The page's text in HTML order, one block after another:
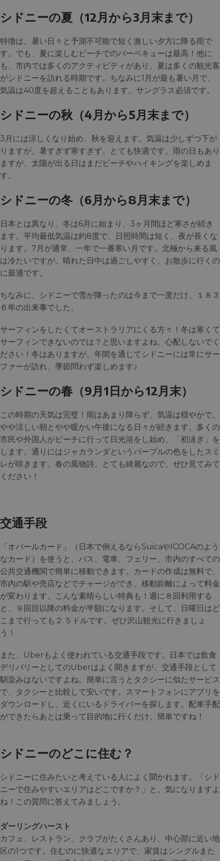
シドニーの夏 （12月から3月末まで）
特徴は、暑い日々と予測不可能で短く激しい夕方に降る雨で
す。でも、夏に楽しむビーチでのバーベキューは最高！他に
も、市内では多くのアクティビティがあり、夏は多くの観光客
がシドニーを訪れる時期です。ちなみに1月が最も暑い月で、
気温は40度を超えることもあります。サングラス必須です。
シドニーの秋（4月から5月末まで）
3月には涼しくなり始め、秋を迎えます。気温は少しずつ下が
りますが、暑すぎず寒すぎず、とても快適です。雨の日もあり
ますが、太陽が出る日はまだビーチやハイキングを楽しめま
す。
シドニーの冬 （6月から8月末まで）
日本とは異なり、冬は6月に始まり、3ヶ月間ほど寒さが続き
ます。平均最低気温は約8度で、日照時間は短く、夜が長くな
ります。7月が通常、一年で一番寒い月です。北極から来る風
は冷たいですが、晴れた日中は過ごしやすく、お散歩に行くの
に最適です。
ちなみに、シドニーで雪が降ったのは今まで一度だけ、１８３
６年の出来事でした。
サーフィンをしたくてオーストラリアにくる方々！冬は寒くて
サーフィンできないのでは？と思いますよね。心配しないでく
ださい！冬はありますが、年間を通じてシドニーには常にサー
ファーが訪れ、季節問わず楽しめます♪
シドニーの春 （9月1日から12月末）
この時期の天気は完璧！雨はあまり降らず、気温は穏やかで、
やや涼しい朝とやや暖かい午後になる日々が続きます。多くの
市民や外国人がビーチに行って日光浴をし始め、「初泳ぎ」を
します。通りにはジャカランダというパープルの色をしたスミ
レが咲きます。春の風物詩、とても綺麗なので、ぜひ見てみて
ください！
交通手段
「オパールカード」（日本で例えるならSuicaやICOCAのよう
なカード）を使うと、バス、電車、フェリー、市内のすべての
公共交通機関で簡単に移動できます。カードの作成は無料で、
市内の駅や売店などでチャージができ、移動距離によって料金
が変わります。こんな素晴らしい特典も！週に８回利用する
と、９回目以降の料金が半額になります。そして、日曜日はど
こまで行っても２.５ドルです。ぜひ沢山観光に行きましょ
う！
また、Uberもよく使われている交通手段です。日本では飲食
デリバリーとしてのUberはよく聞きますが、交通手段として
馴染みはないですよね。簡単に言うとタクシーに似たサービス
で、タクシーと比較して安いです。スマートフォンにアプリを
ダウンロードし、近くにいるドライバーを探します。配車手配
ができたらあとは乗って目的地に行くだけ、簡単ですね！
シドニーのどこに住む？
シドニーに住みたいと考えている人によく聞かれます。「シド
ニーで住みやすいエリアはどこですか？」と。気になりますよ
ね！この質問に答えてみましょう。
ダーリングハースト
カフェ、レストラン、クラブがたくさんあり、中心部に近い地
区の1つです。住むのに快適なエリアで、家賃はシングルまた